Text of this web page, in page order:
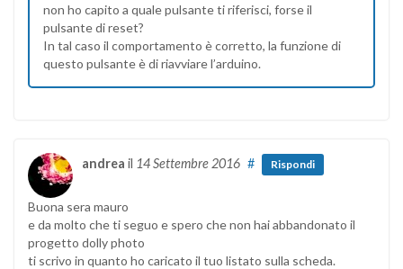
non ho capito a quale pulsante ti riferisci, forse il
pulsante di reset?
In tal caso il comportamento è corretto, la funzione di
questo pulsante è di riavviare l’arduino.
andrea il 14 Settembre 2016 # Rispondi
Buona sera mauro
e da molto che ti seguo e spero che non hai abbandonato il
progetto dolly photo
ti scrivo in quanto ho caricato il tuo listato sulla scheda.